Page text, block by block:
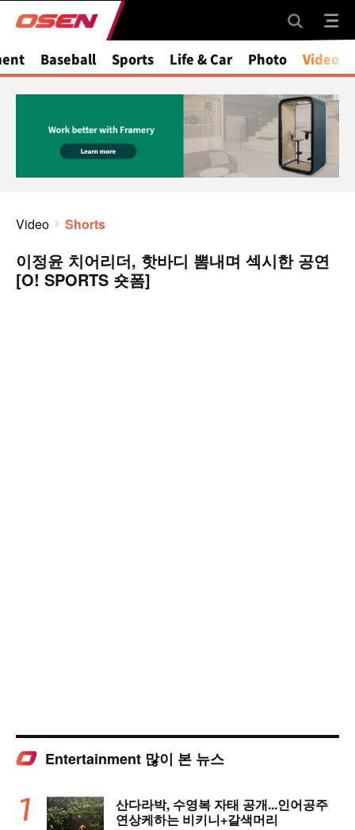
Baseball Sports Life & Car Photo Video
Video Shorts
이정윤 치어리더, 핫바디 뽐내며 섹시한 공연
[O! SPORTS 숏폼]
Entertainment 많이 본 뉴스
산다라박, 수영복 자태 공개...인어공주
연상케하는 비키니+갈색머리